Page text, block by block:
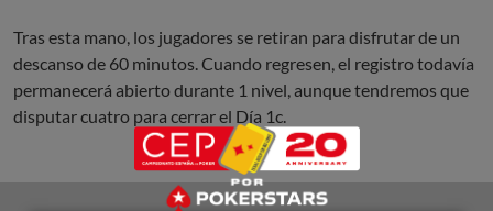
Tras esta mano, los jugadores se retiran para disfrutar de un
descanso de 60 minutos. Cuando regresen, el registro todavía
permanecerá abierto durante 1 nivel, aunque tendremos que
disputar cuatro para cerrar el Día 1c.